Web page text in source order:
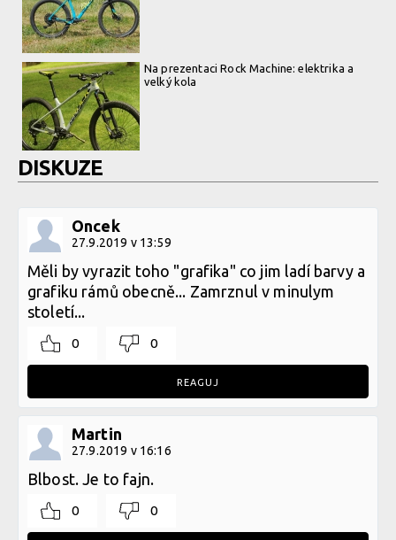
Na prezentaci Rock Machine: elektrika a
velký kola
DISKUZE
Oncek
27.9.2019 v 13:59
Měli by vyrazit toho "grafika" co jim ladí barvy a
grafiku rámů obecně... Zamrznul v minulym
století...
0 0
REAGUJ
Martin
27.9.2019 v 16:16
Blbost. Je to fajn.
0 0